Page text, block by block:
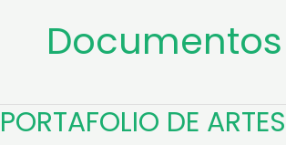
Documentos
PORTAFOLIO DE
PORTAFOLIO